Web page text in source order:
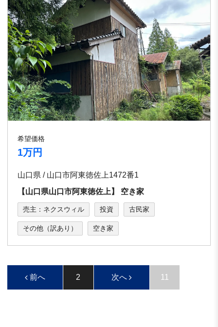
希望価格
1万円
山口県 / ⼭⼝市阿東徳佐上1472番1
【⼭⼝県⼭⼝市阿東徳佐上】 空き家
売主：ネクスウィル 投資 古民家
その他（訳あり） 空き家
前へ 2 次へ 11